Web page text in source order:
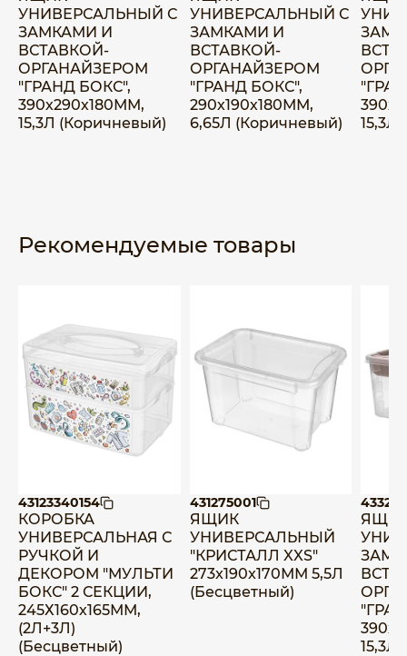
УНИВЕРСАЛЬНЫЙ С
ЗАМКАМИ И
ВСТАВКОЙ-
ОРГАНАЙЗЕРОМ
"ГРАНД БОКС",
390х290х180ММ,
15,3Л (Коричневый)
УНИВЕРСАЛЬНЫЙ С
ЗАМКАМИ И
ВСТАВКОЙ-
ОРГАНАЙЗЕРОМ
"ГРАНД БОКС",
290х190х180ММ,
6,65Л (Коричневый)
15,3Л
Рекомендуемые товары
43123340154
КОРОБКА
УНИВЕРСАЛЬНАЯ С
РУЧКОЙ И
ДЕКОРОМ "МУЛЬТИ
БОКС" 2 СЕКЦИИ,
245Х160х165ММ,
(2Л+3Л)
(Бесцветный)
431275001
ЯЩИК
УНИВЕРСАЛЬНЫЙ
"КРИСТАЛЛ XXS"
273x190x170ММ 5,5Л
(Бесцветный)
15,3Л